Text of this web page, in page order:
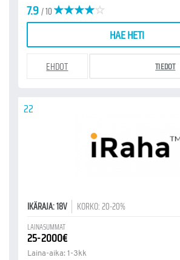
7.9/ 10
HAE HETI
EHDOT TIEDOT
22
IKÄRAJA: 18V KORKO: 20-20%
LAINASUMMAT
25-2000€
Laina-aika: 1-3kk